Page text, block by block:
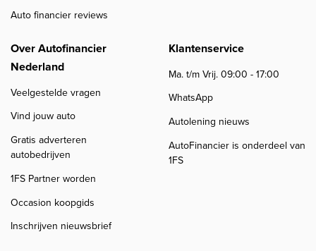
Auto financier reviews
Over Autofinancier
Nederland
Veelgestelde vragen
Vind jouw auto
Gratis adverteren
autobedrijven
1FS Partner worden
Occasion koopgids
Inschrijven nieuwsbrief
Klantenservice
Ma. t/m Vrij. 09:00 - 17:00
WhatsApp
Autolening nieuws
AutoFinancier is onderdeel van
1FS